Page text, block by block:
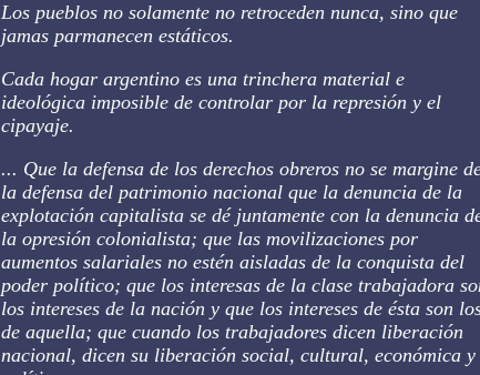
Los pueblos no solamente no retroceden nunca, sino que
jamas parmanecen estáticos.
Cada hogar argentino es una trinchera material e
ideológica imposible de controlar por la represión y el
cipayaje.
... Que la defensa de los derechos obreros no se margine
la defensa del patrimonio nacional que la denuncia de la
explotación capitalista se dé juntamente con la denuncia
la opresión colonialista; que las movilizaciones por
aumentos salariales no estén aisladas de la conquista del
poder político; que los interesas de la clase trabajadora
los intereses de la nación y que los intereses de ésta son
de aquella; que cuando los trabajadores dicen liberación
nacional, dicen su liberación social, cultural, económica y